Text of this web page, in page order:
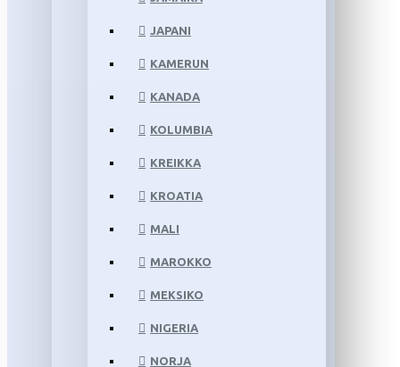
JAPANI
KAMERUN
KANADA
KOLUMBIA
KREIKKA
KROATIA
MALI
MAROKKO
MEKSIKO
NIGERIA
NORJA